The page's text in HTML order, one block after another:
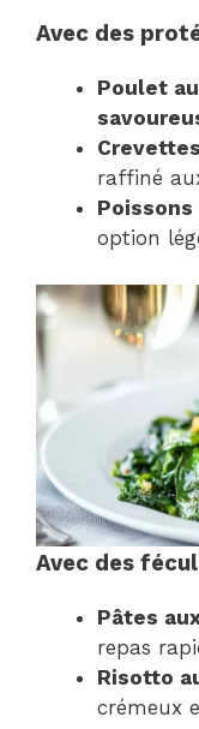
Avec des
Poulet
raffiné
Poissons
option
Avec des
Pâtes
repas
Risotto
crémeux